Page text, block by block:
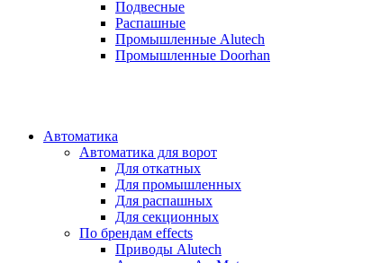
Подвесные
Распашные
Промышленные Alutech
Промышленные Doorhan
Автоматика
Автоматика для ворот
Для откатных
Для промышленных
Для распашных
Для секционных
По брендам effects
Приводы Alutech